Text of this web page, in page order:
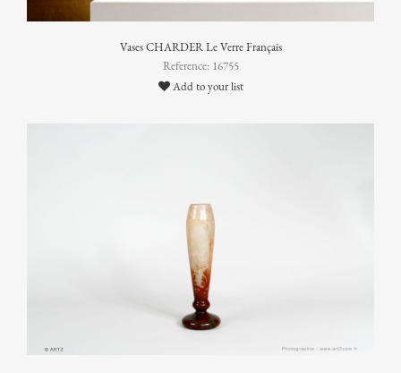
Vases CHARDER Le Verre Français
Reference: 16755
Add to your list